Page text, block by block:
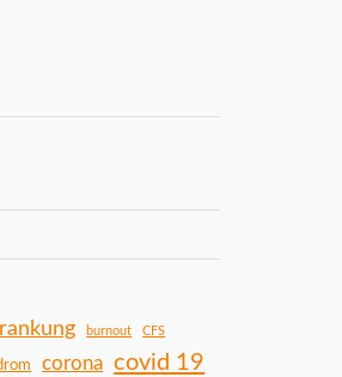
burnout CFS
corona covid 19